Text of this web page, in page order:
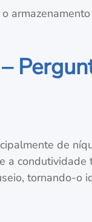
de
a condutividade
tornando-o